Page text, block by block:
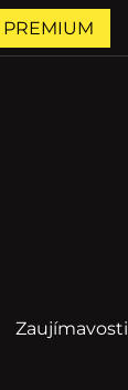
Zaujímavosti